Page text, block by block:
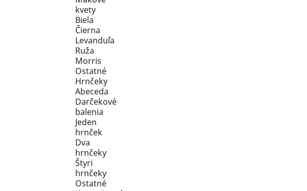
kvety
Biela
Čierna
Levanduľa
Ruža
Morris
Ostatné
Hrnčeky
Abeceda
Darčekové
balenia
Jeden
hrnček
Dva
hrnčeky
Štyri
hrnčeky
Ostatné